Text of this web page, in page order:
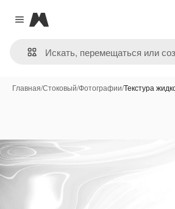
Close menu
Magnific
Главная/Стоковый/Фотографии/Текстура